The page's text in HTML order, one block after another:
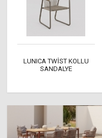
LUNICA TWİST KOLLU
SANDALYE